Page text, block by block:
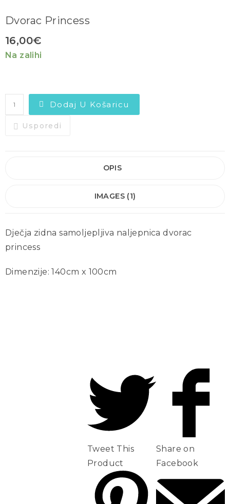
Dvorac Princess
16,00€
Na zalihi
Dodaj U Košaricu
Usporedi
OPIS
IMAGES (1)
Dječja zidna samoljepljiva naljepnica dvorac
princess
Dimenzije: 140cm x 100cm
Tweet This
Product
Share on
Facebook